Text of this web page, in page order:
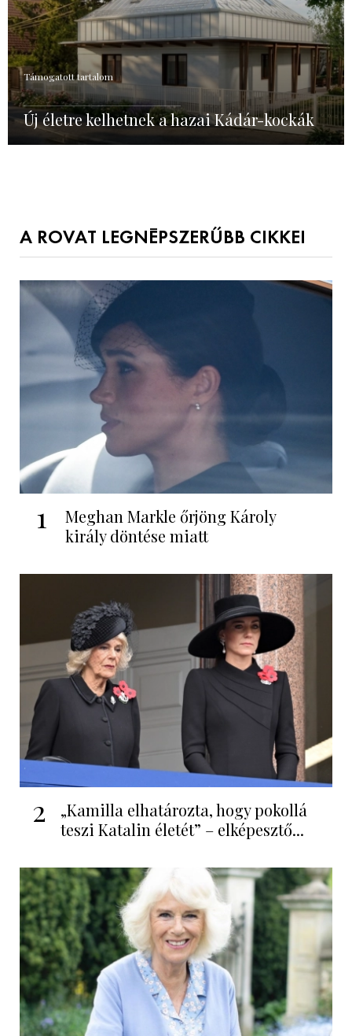
Támogatott tartalom
Új életre kelhetnek a hazai Kádár-kockák
A ROVAT LEGNÉPSZERŰBB CIKKEI
1
Meghan Markle őrjöng Károly
király döntése miatt
2
„Kamilla elhatározta, hogy pokollá
teszi Katalin életét” – elképesztő...